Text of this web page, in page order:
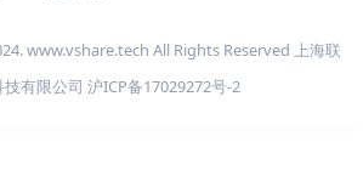
www.vshare.tech All Rights Reserved 上海联
有限公司 沪ICP备17029272号-2